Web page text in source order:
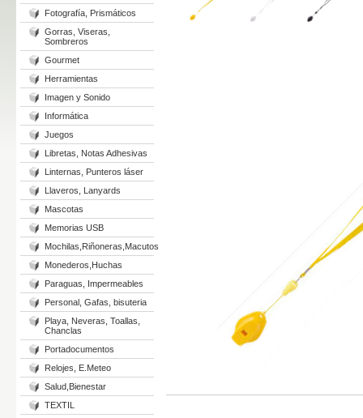
Fotografía, Prismáticos
Gorras, Viseras,
Sombreros
Gourmet
Herramientas
Imagen y Sonido
Informática
Juegos
Libretas, Notas Adhesivas
Linternas, Punteros láser
Llaveros, Lanyards
Mascotas
Memorias USB
Mochilas,Riñoneras,Macutos
Monederos,Huchas
Paraguas, Impermeables
Personal, Gafas, bisuteria
Playa, Neveras, Toallas,
Chanclas
Portadocumentos
Relojes, E.Meteo
Salud,Bienestar
TEXTIL